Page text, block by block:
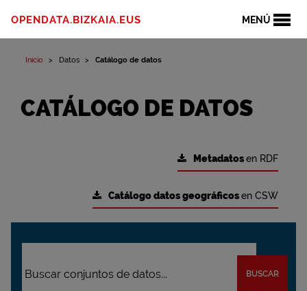
MENÚ
OPENDATA.BIZKAIA.EUS
Inicio Datos Catálogo de datos
CATÁLOGO DE DATOS
Metadatosen RDF
Catálogo datos geográficosen CSW
BUSCAR